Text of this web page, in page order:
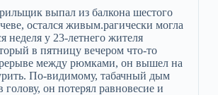
выпал из балкона шестого
остался живым.рагически могла
неделя у 23-летнего жителя
в пятницу вечером что-то
между рюмками, он вышел на
По-видимому, табачный дым
он потерял равновесие и